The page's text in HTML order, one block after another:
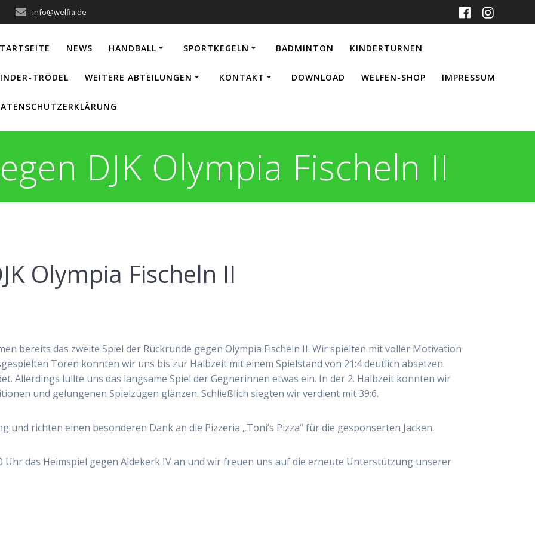
info@welfia.de
NEWS HANDBALL SPORTKEGELN BADMINTON KINDERTURNEN
TRÖDEL WEITERE ABTEILUNGEN KONTAKT DOWNLOAD WELFEN-SHOP IMPRESSUM
DJK Olympia Fischeln II
Olympia Fischeln II
bereits das zweite Spiel der Rückrunde gegen Olympia Fischeln II. Wir spielten mit voller Motivation
Toren konnten wir uns bis zur Halbzeit mit einem Spielstand von 21:4 deutlich absetzen.
Allerdings lullte uns das langsame Spiel der Gegnerinnen etwas ein. In der 2. Halbzeit konnten wir
und gelungenen Spielzügen glänzen. Schließlich siegten wir verdient mit 39:6.
richten einen besonderen Dank an die Pizzeria „Toni’s Pizza“ für die gesponserten Jacken.
Uhr das Heimspiel gegen Aldekerk IV an und wir freuen uns auf die erneute Unterstützung unserer